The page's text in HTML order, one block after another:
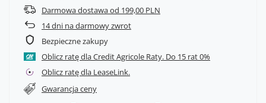
Darmowa dostawa od 199,00 PLN
14dni na darmowy zwrot
Bezpieczne zakupy
Oblicz ratę dla Credit Agricole Raty.
Oblicz ratę dla LeaseLink.
Gwarancja ceny